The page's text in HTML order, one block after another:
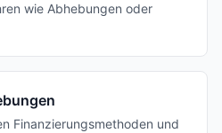
wie Abhebungen oder
Finanzierungsmethoden und